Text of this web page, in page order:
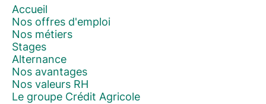
Accueil
Nos offres d'emploi
Nos métiers
Stages
Alternance
Nos avantages
Nos valeurs RH
Le groupe Crédit Agricole